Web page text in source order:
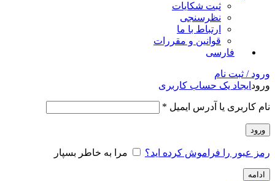
ثبت شکایات
نظرسنجی
ارتباط با ما
قوانین و مقررات
فارسی
ورود / ثبت نام
ورود ایجاد یک حساب کاربری
نام کاربری یا آدرس ایمیل *
ورود
رمز عبور را فراموش کرده اید؟ مرا به خاطر بسپار
ادامه